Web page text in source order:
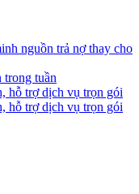
nguồn trả nợ thay cho
trong tuần
hỗ trợ dịch vụ trọn gói
hỗ trợ dịch vụ trọn gói